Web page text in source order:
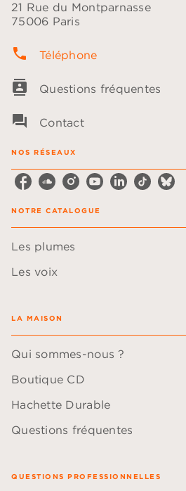
21 Rue du Montparnasse
75006 Paris
phone Téléphone
contacts Questions fréquentes
question_answer Contact
NOS RÉSEAUX
NOTRE CATALOGUE
Les plumes
Les voix
LA MAISON
Qui sommes-nous ?
Boutique CD
Hachette Durable
Questions fréquentes
QUESTIONS PROFESSIONNELLES